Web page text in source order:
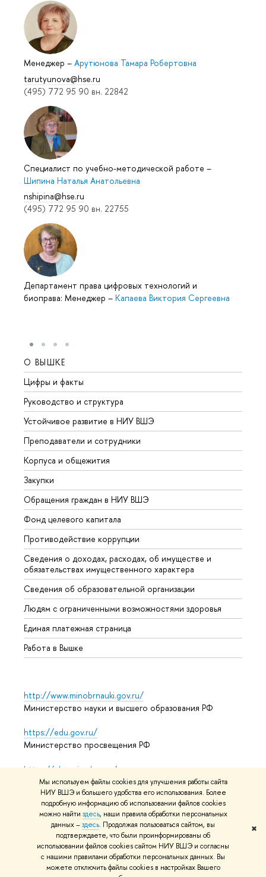
Мы используем файлы cookies для улучшения работы сайта
НИУ ВШЭ и большего удобства его использования. Более
подробную информацию об использовании файлов cookies
можно найти здесь, наши правила обработки персональных
данных –здесь. Продолжая пользоваться сайтом, вы
подтверждаете, что были проинформированы об
использовании файлов cookies сайтом НИУ ВШЭ и согласны
с нашими правилами обработки персональных данных. Вы
можете отключить файлы cookies в настройках Вашего
✖
Менеджер – Арутюнова Тамара Робертовна
tarutyunova@hse.ru
(495) 772 95 90 вн. 22842
Специалист по учебно-методической работе –
Шипина Наталья Анатольевна
nshipina@hse.ru
(495) 772 95 90 вн. 22755
Департамент права цифровых технологий и
биоправа: Менеджер – Капаева Виктория Сергеевна
О ВЫШКЕ
Цифры и факты
Руководство и структура
Устойчивое развитие в НИУ ВШЭ
Преподаватели и сотрудники
Корпуса и общежития
Закупки
Обращения граждан в НИУ ВШЭ
Фонд целевого капитала
Противодействие коррупции
Сведения о доходах, расходах, об имуществе и
обязательствах имущественного характера
Сведения об образовательной организации
Людям с ограниченными возможностями здоровья
Единая платежная страница
Работа в Вышке
http://www.minobrnauki.gov.ru/
Министерство науки и высшего образования РФ
https://edu.gov.ru/
Министерство просвещения РФ
https://elearning.hse.ru/mooc
Массовые открытые онлайн-курсы
© НИУ ВШЭ 1993–2026 Адреса и контактыУсловия
использования материаловПолитика конфиденциальности
Карта сайта
Редактору